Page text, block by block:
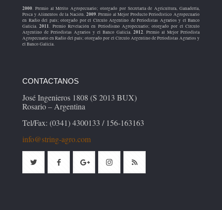
2000. Premio al Mérito Agropecuario; otorgado por Secretaría de Agricultura, Ganadería,
Pesca y Alimentos de la Nación. 2009. Premio al Mejor Producto Periodístico Agropecuario
en Radio del país; otorgado por el Círculo Argentino de Periodistas Agrarios y el Banco
Galicia.2011. Premio Revelación en Periodismo Agropecuario; otorgado por el Círculo
Argentino de Periodistas Agrarios y el Banco Galicia. 2012. Premio al Mejor Periodista
Agropecuario en Radio del país; otorgado por el Círculo Argentino de Periodistas Agrarios y
el Banco Galicia.
CONTACTANOS
José Ingenieros 1808 (S 2013 BUX)
Rosario – Argentina
Tel/Fax: (0341) 4300133 / 156-163163
info@string-agro.com